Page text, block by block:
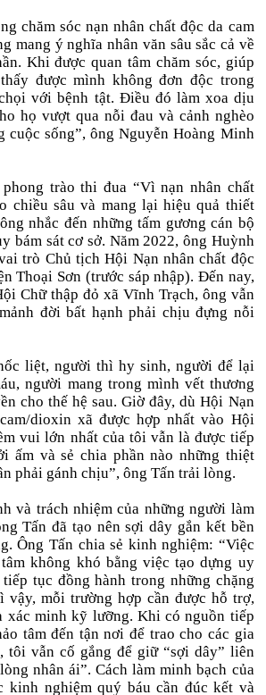
chăm sóc nạn nhân chất độc da cam
mang ý nghĩa nhân văn sâu sắc cả về
Khi được quan tâm chăm sóc, giúp
được mình không đơn độc trong
với bệnh tật. Điều đó làm xoa dịu
họ vượt qua nỗi đau và cảnh nghèo
cuộc sống”, ông Nguyễn Hoàng Minh
trào thi đua “Vì nạn nhân chất
chiều sâu và mang lại hiệu quả thiết
nhắc đến những tấm gương cán bộ
bám sát cơ sở. Năm 2022, ông Huỳnh
trò Chủ tịch Hội Nạn nhân chất độc
Thoại Sơn (trước sáp nhập). Đến nay,
Chữ thập đỏ xã Vĩnh Trạch, ông vẫn
đời bất hạnh phải chịu đựng nỗi
liệt, người thì hy sinh, người để lại
người mang trong mình vết thương
cho thế hệ sau. Giờ đây, dù Hội Nạn
dioxin xã được hợp nhất vào Hội
vui lớn nhất của tôi vẫn là được tiếp
ấm và sẻ chia phần nào những thiệt
phải gánh chịu”, ông Tấn trải lòng.
và trách nhiệm của những người làm
Tấn đã tạo nên sợi dây gắn kết bền
Ông Tấn chia sẻ kinh nghiệm: “Việc
không khó bằng việc tạo dựng uy
tục đồng hành trong những chặng
vậy, mỗi trường hợp cần được hỗ trợ,
xác minh kỹ lưỡng. Khi có nguồn tiếp
tâm đến tận nơi để trao cho các gia
tôi vẫn cố gắng để giữ “sợi dây” liên
nhân ái”. Cách làm minh bạch của
kinh nghiệm quý báu cần đúc kết và